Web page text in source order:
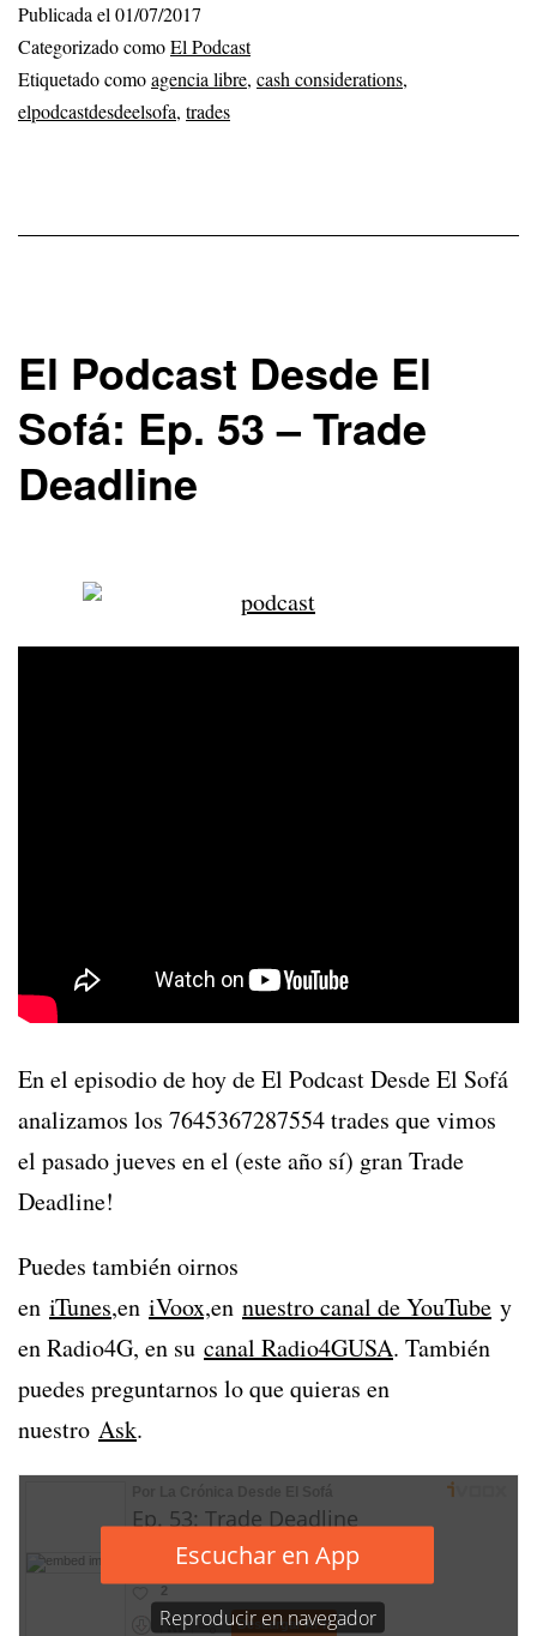
Publicada el01/07/2017
Categorizado comoEl Podcast
Etiquetado comoagencia libre, cash considerations,
elpodcastdesdeelsofa, trades
El Podcast Desde El
Sofá: Ep. 53 – Trade
Deadline
En el episodio de hoy de El Podcast Desde El Sofá
analizamos los 7645367287554 trades que vimos
el pasado jueves en el (este año sí) gran Trade
Deadline!
Puedes también oirnos
en iTunes,en iVoox,en nuestro canal de YouTube y
en Radio4G, en su canal Radio4GUSA. También
puedes preguntarnos lo que quieras en
nuestro Ask.